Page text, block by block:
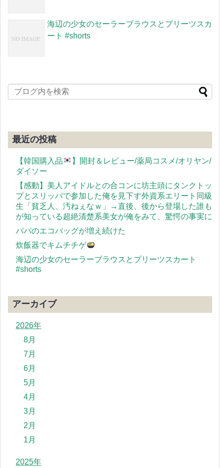
海辺の少女のセーラーブラウスとプリーツスカ
ート #shorts
最近の投稿
【韓国購入品
】開封＆レビュー/薬局コスメ/オリヤン/
ダイソー
【感動】美人アイドルとの合コンに坊主頭にタンクトッ
プとスリッパで参加した俺を見下す外資系エリート同級
生「貧乏人、汚ねぇなｗ」→直後、後から登場した誰も
が知っている超絶清楚系美女が俺をみて、驚愕の事実に
パパのエコバッグが増え続けた
炊飯器でキムチチゲ
海辺の少女のセーラーブラウスとプリーツスカート
#shorts
アーカイブ
2026年
8月
7月
6月
5月
4月
3月
2月
1月
2025年